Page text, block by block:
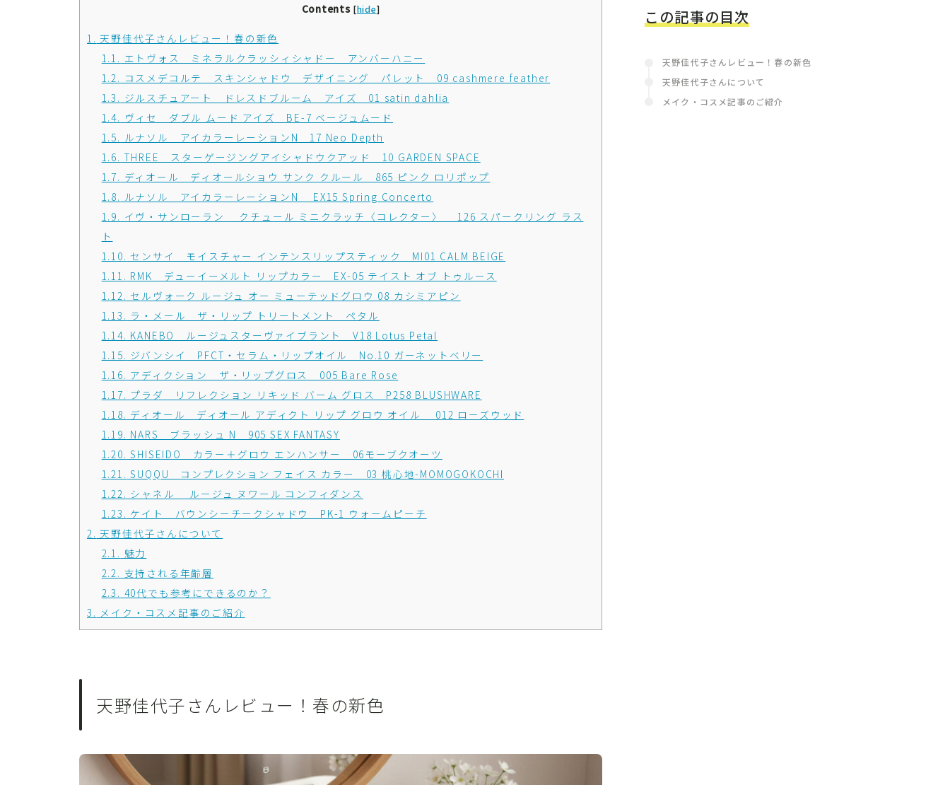
Contents [hide]
1. 天野佳代子さんレビュー！春の新色
1.1. エトヴォス ミネラルクラッシィシャドー アンバーハニー
1.2. コスメデコルテ スキンシャドウ デザイニング パレット 09 cashmere feather
1.3. ジルスチュアート ドレスドブルーム アイズ 01 satin dahlia
1.4. ヴィセ ダブル ムード アイズ BE-7 ベージュムード
1.5. ルナソル アイカラーレーションN 17 Neo Depth
1.6. THREE スターゲージングアイシャドウクアッド 10 GARDEN SPACE
1.7. ディオール ディオールショウ サンク クルール 865 ピンク ロリポップ
1.8. ルナソル アイカラーレーションN EX15 Spring Concerto
1.9. イヴ・サンローラン クチュール ミニクラッチ〈コレクター〉 126 スパークリング ラス
ト
1.10. センサイ モイスチャー インテンスリップスティック MI01 CALM BEIGE
1.11. RMK デューイーメルト リップカラー EX-05 テイスト オブ トゥルース
1.12. セルヴォーク ルージュ オー ミューテッドグロウ 08 カシミアピン
1.13. ラ・メール ザ・リップ トリートメント ペタル
1.14. KANEBO ルージュスターヴァイブラント V18 Lotus Petal
1.15. ジバンシイ PFCT・セラム・リップオイル No.10 ガーネットベリー
1.16. アディクション ザ・リップグロス 005 Bare Rose
1.17. プラダ リフレクション リキッド バーム グロス P258 BLUSHWARE
1.18. ディオール ディオール アディクト リップ グロウ オイル 012 ローズウッド
1.19. NARS ブラッシュ N 905 SEX FANTASY
1.20. SHISEIDO カラー＋グロウ エンハンサー 06モーブクオーツ
1.21. SUQQU コンプレクション フェイス カラー 03 桃心地-MOMOGOKOCHI
1.22. シャネル ルージュ ヌワール コンフィダンス
1.23. ケイト バウンシーチークシャドウ PK-1 ウォームピーチ
2. 天野佳代子さんについて
2.1. 魅力
2.2. 支持される年齢層
2.3. 40代でも参考にできるのか？
3. メイク・コスメ記事のご紹介
天野佳代子さんレビュー！春の新色
この記事の目次
天野佳代子さんレビュー！春の新色
天野佳代子さんについて
メイク・コスメ記事のご紹介